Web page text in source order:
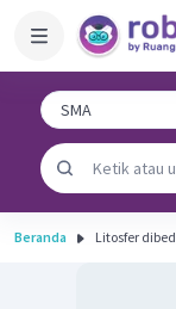
Beranda Litosfer